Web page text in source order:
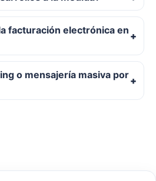
facturación electrónica en
o mensajería masiva por